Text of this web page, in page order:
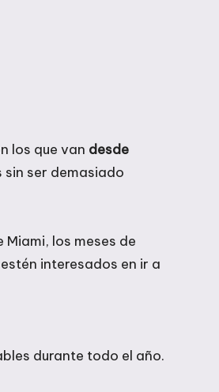
los que van desde
sin ser demasiado
los meses de
interesados en ir a
durante todo el año.